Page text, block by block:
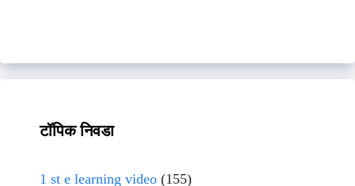
टॉपिक निवडा
1 st e learning video (155)